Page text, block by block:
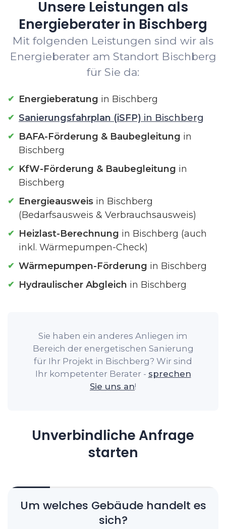
Unsere Leistungen als
Energieberater in Bischberg
Mit folgenden Leistungen sind wir als
Energieberater am Standort Bischberg
für Sie da:
Energieberatung in Bischberg
Sanierungsfahrplan (iSFP) in Bischberg
BAFA-Förderung & Baubegleitung in
Bischberg
KfW-Förderung & Baubegleitung in
Bischberg
Energieausweis in Bischberg
(Bedarfsausweis & Verbrauchsausweis)
Heizlast-Berechnung in Bischberg (auch
inkl. Wärmepumpen-Check)
Wärmepumpen-Förderung in Bischberg
Hydraulischer Abgleich in Bischberg
Sie haben ein anderes Anliegen im
Bereich der energetischen Sanierung
für Ihr Projekt in Bischberg? Wir sind
Ihr kompetenter Berater - sprechen
Sie uns an!
Unverbindliche Anfrage
starten